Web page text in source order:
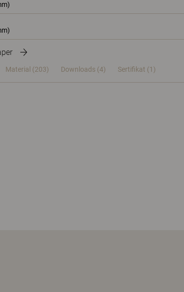
Material (203) Downloads (4) Sertifikat (1)